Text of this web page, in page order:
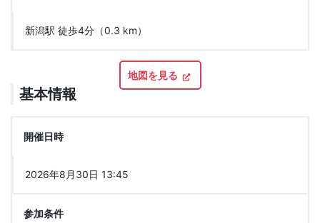
新潟駅 徒歩4分（0.3 km）
地図を見る
基本情報
開催日時
2026年8月30日 13:45
参加条件